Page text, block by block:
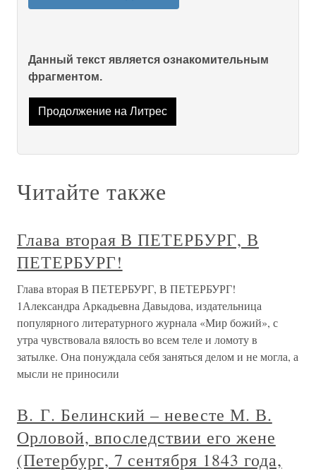
Данный текст является ознакомительным
фрагментом.
Продолжение на Литрес
Читайте также
Глава вторая В ПЕТЕРБУРГ, В
ПЕТЕРБУРГ!
Глава вторая В ПЕТЕРБУРГ, В ПЕТЕРБУРГ!
1Александра Аркадьевна Давыдова, издательница
популярного литературного журнала «Мир божий», с
утра чувствовала вялость во всем теле и ломоту в
затылке. Она понуждала себя заняться делом и не могла, а
мысли не приносили
В. Г. Белинский – невесте М. В.
Орловой, впоследствии его жене
(Петербург, 7 сентября 1843 года,